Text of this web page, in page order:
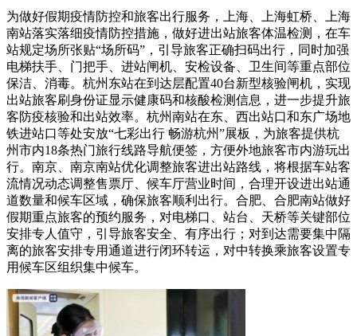
为做好假期疫情防控和旅客出行服务，上海、上海虹桥、上海
南站落实落细疫情防控措施，做好进出站旅客体温检测，在车
站规定场所张贴“场所码”，引导旅客正确扫码出行，同时加强
电梯扶手、门把手、进站闸机、安检设备、卫生间等重点部位
保洁、消毒。杭州东站在到达层配置40台新型核验闸机，实现
出站旅客刷身份证显示健康码和核酸检测信息，进一步提升旅
客防疫核验和出站效率。杭州南站在东、西出站口和东广场地
铁进站口等处安放“七彩出行 畅游杭州”展板，为旅客提供杭
州市内18条热门旅行线路导航便签，方便外地旅客市内游玩出
行。南京、南京南站优化调整旅客进出站路线，将根据车站客
流情况动态调整售票厅、候车厅营业时间，合理开设进出站通
道数量和候车区域，确保旅客顺利出行。合肥、合肥南站做好
假期重点旅客的预约服务，对电梯口、站台、天桥等关键部位
安排专人值守，引导旅客安全、有序出行；对到达需要集中隔
离的旅客安排专用通道进行闭环转运，对中转换乘旅客设置专
用候车区组织集中候车。